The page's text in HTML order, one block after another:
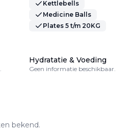
Kettlebells
Medicine Balls
Plates 5 t/m 20KG
Hydratatie & Voeding
Geen informatie beschikbaar.
bekend.